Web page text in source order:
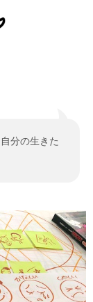
分の生きた